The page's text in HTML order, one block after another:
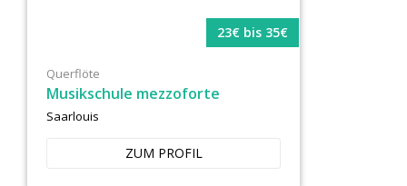
23€ bis 35€
Querflöte
Musikschule mezzoforte
Saarlouis
ZUM PROFIL